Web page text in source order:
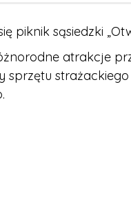
piknik sąsiedzki
atrakcje
sprzętu